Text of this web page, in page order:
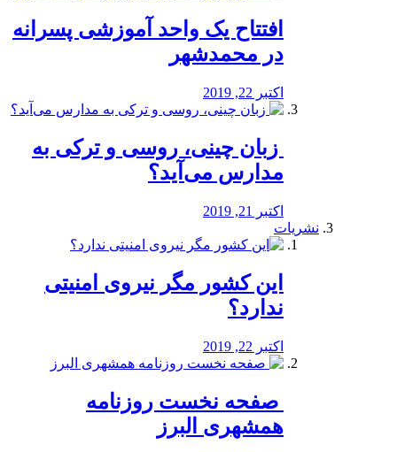
افتتاح یک واحد آموزشی پسرانه
در محمدشهر
اکتبر 22, 2019
️ زبان چینی، روسی و ترکی به
مدارس می‌آید؟
اکتبر 21, 2019
نشریات
این کشور مگر نیروی امنیتی
ندارد؟
اکتبر 22, 2019
️ صفحه نخست روزنامه‌
همشهری البرز